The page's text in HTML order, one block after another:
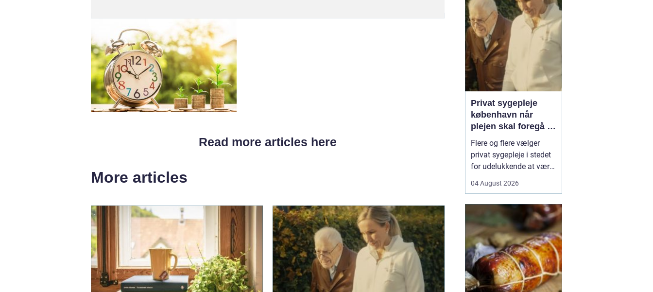
Read more articles here
More articles
trives på længere sigt.
Uanset ...
Privat sygepleje
københavn når
plejen skal foregå i
hjemmet
Flere og flere vælger
privat sygepleje i stedet
for udelukkende at være
offentlige system.
hvor hverdagen ofte er
travl, og
hospitalsvæsenet er
presset, kan privat
sygepleje i hjemmet give
en mærkbar forskel i
bå...
04 August 2026